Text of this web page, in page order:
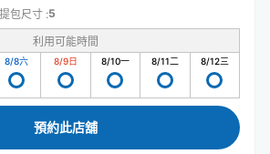
包尺寸 :5
利用可能時間
8/8六 8/9日 8/10一 8/11二 8/12三
預約此店舖